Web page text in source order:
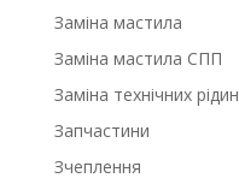
Заміна мастила
Заміна мастила СПП
Заміна технічних рідин
Запчастини
Зчеплення